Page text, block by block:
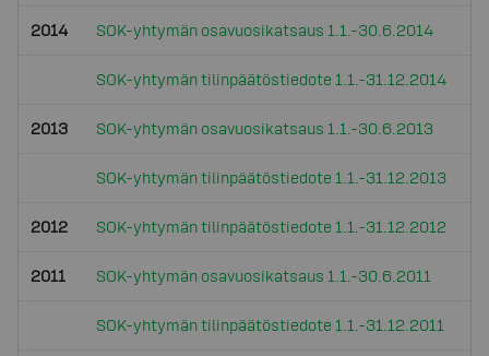
2014 SOK-yhtymän osavuosikatsaus 1.1.-30.6.2014
SOK-yhtymän tilinpäätöstiedote 1.1.-31.12.2014
2013 SOK-yhtymän osavuosikatsaus 1.1.-30.6.2013
SOK-yhtymän tilinpäätöstiedote 1.1.-31.12.2013
2012 SOK-yhtymän tilinpäätöstiedote 1.1.-31.12.2012
2011 SOK-yhtymän osavuosikatsaus 1.1.-30.6.2011
SOK-yhtymän tilinpäätöstiedote 1.1.-31.12.2011